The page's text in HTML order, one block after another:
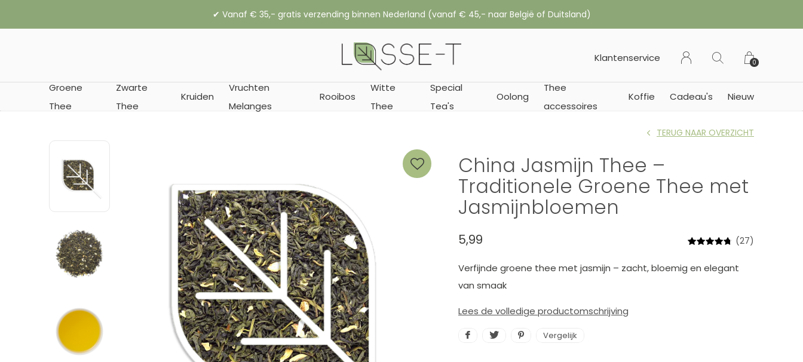
Groene
Thee
Zwarte
Thee
Kruiden
Vruchten
Melanges
Rooibos
Witte
Thee
Special
Tea's
Oolong
Thee
accessoires
Koffie Cadeau's Nieuw
Klantenservice 0
✔︎ Vanaf € 35,- gratis verzending binnen Nederland (vanaf € 45,- naar België of Duitsland)
China Jasmijn Thee –
Traditionele Groene Thee met
Jasmijnbloemen
TERUG NAAR OVERZICHT
5,99 (27)
Verfijnde groene thee met jasmijn – zacht, bloemig en elegant
van smaak
Lees de volledige productomschrijving
Vergelijk